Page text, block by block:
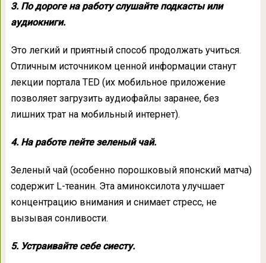
3. По дороге на работу слушайте подкасты или
аудиокниги.
Это легкий и приятный способ продолжать учиться.
Отличным источником ценной информации станут
лекции портала TED (их мобильное приложение
позволяет загрузить аудиофайлы заранее, без
лишних трат на мобильный интернет).
4. На работе пейте зеленый чай.
Зеленый чай (особенно порошковый японский матча)
содержит L-теанин. Эта аминоксилота улучшает
концентрацию внимания и снимает стресс, не
вызывая сонливости.
5. Устраивайте себе сиесту.